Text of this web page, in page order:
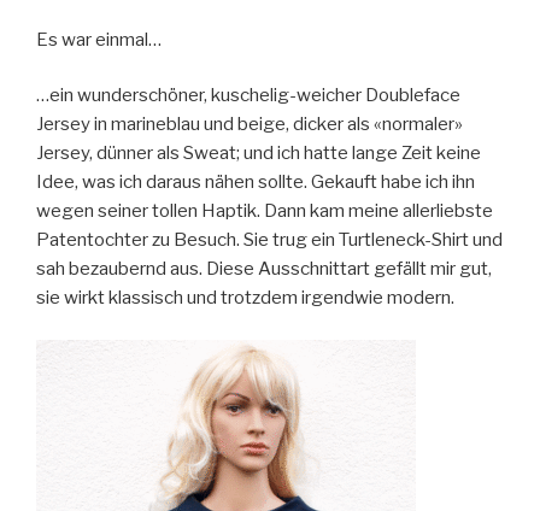
Es war einmal…
…ein wunderschöner, kuschelig-weicher Doubleface
Jersey in marineblau und beige, dicker als «normaler»
Jersey, dünner als Sweat; und ich hatte lange Zeit keine
Idee, was ich daraus nähen sollte. Gekauft habe ich ihn
wegen seiner tollen Haptik. Dann kam meine allerliebste
Patentochter zu Besuch. Sie trug ein Turtleneck-Shirt und
sah bezaubernd aus. Diese Ausschnittart gefällt mir gut,
sie wirkt klassisch und trotzdem irgendwie modern.